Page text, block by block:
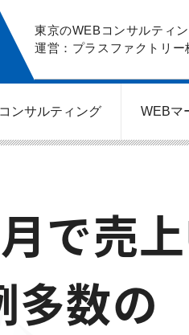
東京のWEBコンサルティ
運営：プラスファクトリー
コンサルティング WEBマ
で売
多数の